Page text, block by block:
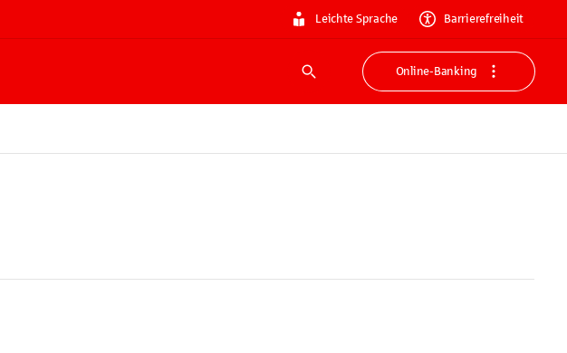
Leichte Sprache Barrierefreiheit
Suche
Online-Banking